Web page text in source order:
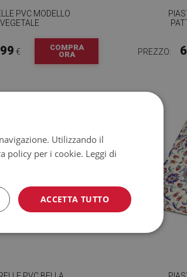
PVC MODELLO
VEGETALE
€
COMPRA
ORA
PREZZO:
Utilizzando il
policy per i cookie. Leggi di
ACCETTA TUTTO